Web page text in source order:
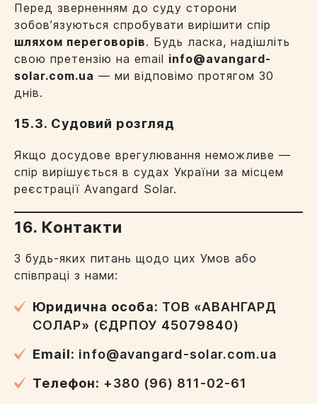
Перед зверненням до суду сторони
зобовʼязуються спробувати вирішити спір
шляхом переговорів. Будь ласка, надішліть
свою претензію на email info@avangard-
solar.com.ua — ми відповімо протягом 30
днів.
15.3. Судовий розгляд
Якщо досудове врегулювання неможливе —
спір вирішується в судах України за місцем
реєстрації Avangard Solar.
16. Контакти
З будь-яких питань щодо цих Умов або
співпраці з нами:
Юридична особа: ТОВ «АВАНГАРД
СОЛАР» (ЄДРПОУ 45079840)
Email: info@avangard-solar.com.ua
Телефон: +380 (96) 811-02-61